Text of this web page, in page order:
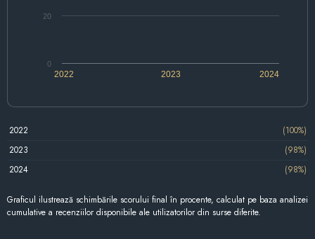
2022 2023 2024
0
20
2022
(100%)
2023
(98%)
2024
(98%)
Graficul ilustrează schimbările scorului final în procente, calculat pe baza analizei
cumulative a recenziilor disponibile ale utilizatorilor din surse diferite.